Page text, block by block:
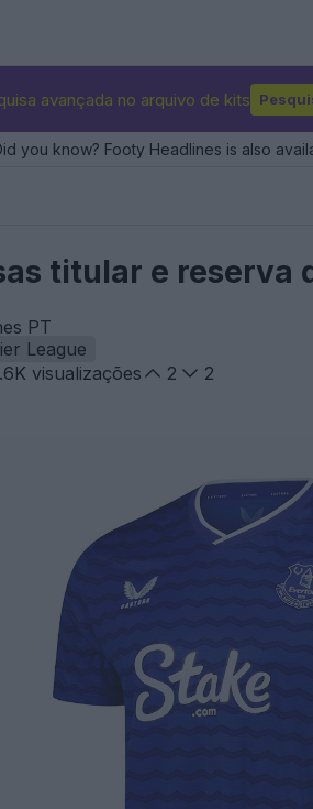
avançada no arquivo de kits
you know? Footy Headlines is also
titular e reserva
PT
League
visualizações 2
2